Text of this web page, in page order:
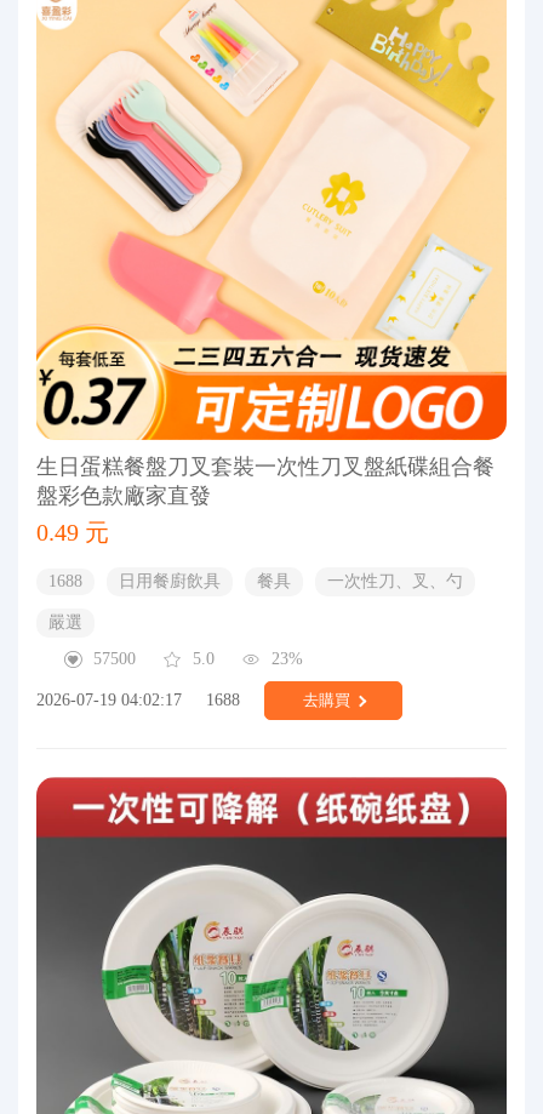
生日蛋糕餐盤刀叉套裝一次性刀叉盤紙碟組合餐
盤彩色款廠家直發
0.49 元
1688 日用餐廚飲具 餐具 一次性刀、叉、勺
嚴選
57500
5.0 23%
2026-07-19 04:02:17 1688 去購買